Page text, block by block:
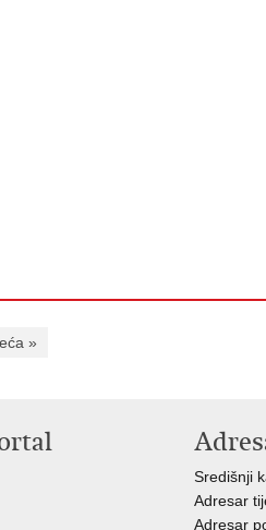
»
Središnji
Adresar
Adresar